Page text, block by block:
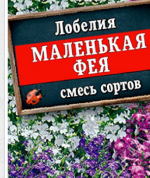
Бренды
Оптовикам